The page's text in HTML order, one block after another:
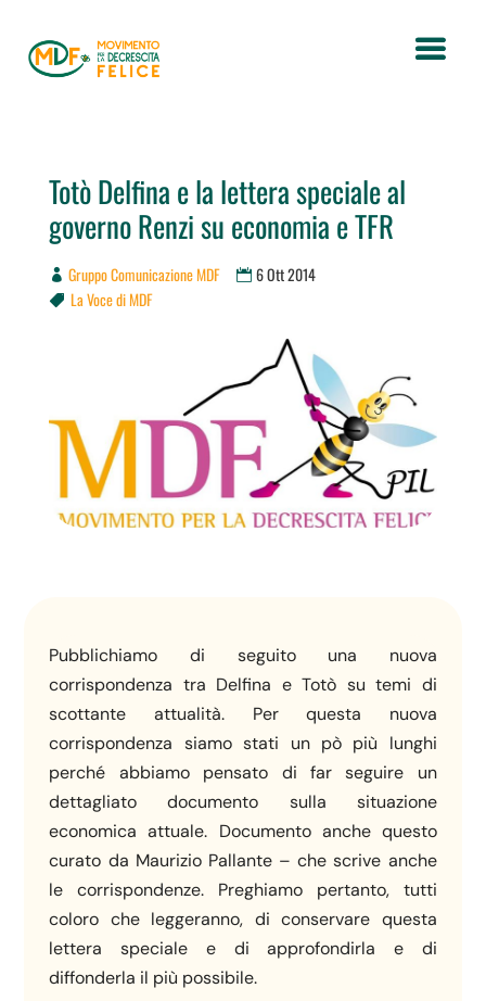
Totò Delfina e la lettera speciale al
governo Renzi su economia e TFR
Gruppo Comunicazione MDF 6 Ott 2014
 La Voce di MDF
Pubblichiamo di seguito una nuova
corrispondenza tra Delfina e Totò su temi di
scottante attualità. Per questa nuova
corrispondenza siamo stati un pò più lunghi
perché abbiamo pensato di far seguire un
dettagliato documento sulla situazione
economica attuale. Documento anche questo
curato da Maurizio Pallante – che scrive anche
le corrispondenze. Preghiamo pertanto, tutti
coloro che leggeranno, di conservare questa
lettera speciale e di approfondirla e di
diffonderla il più possibile.